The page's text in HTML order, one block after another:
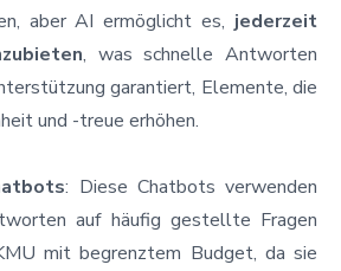
aber AI ermöglicht es, jederzeit
, was schnelle Antworten
garantiert, Elemente, die
und -treue erhöhen.
: Diese Chatbots verwenden
auf häufig gestellte Fragen
mit begrenztem Budget, da sie